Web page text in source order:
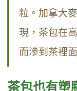
粒。加拿大
現，茶包在
而滲到茶裡
茶包也有塑